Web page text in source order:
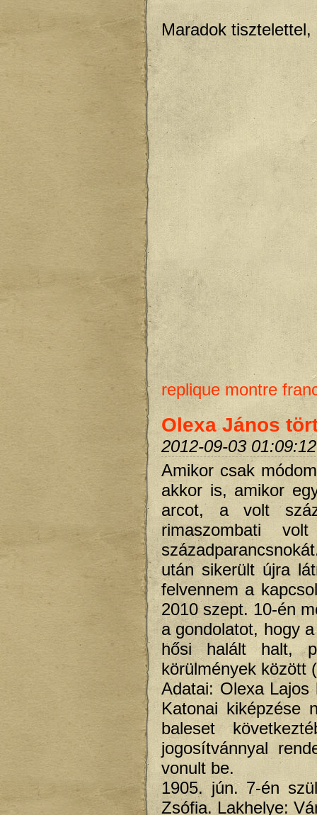
Maradok
replique montre
Olexa János
2012-09-03 01:09:12
Amikor csak
akkor is, amikor
arcot, a volt
rimaszombati
után sikerült újra
felvennem a
2010 szept. 10-én
a gondolatot, hogy
hősi halált halt,
körülmények között
Adatai: Olexa Lajos
Katonai kiképzése
baleset
jogosítvánnyal
vonult be.
1905. jún. 7-én
Zsófia. Lakhelye: